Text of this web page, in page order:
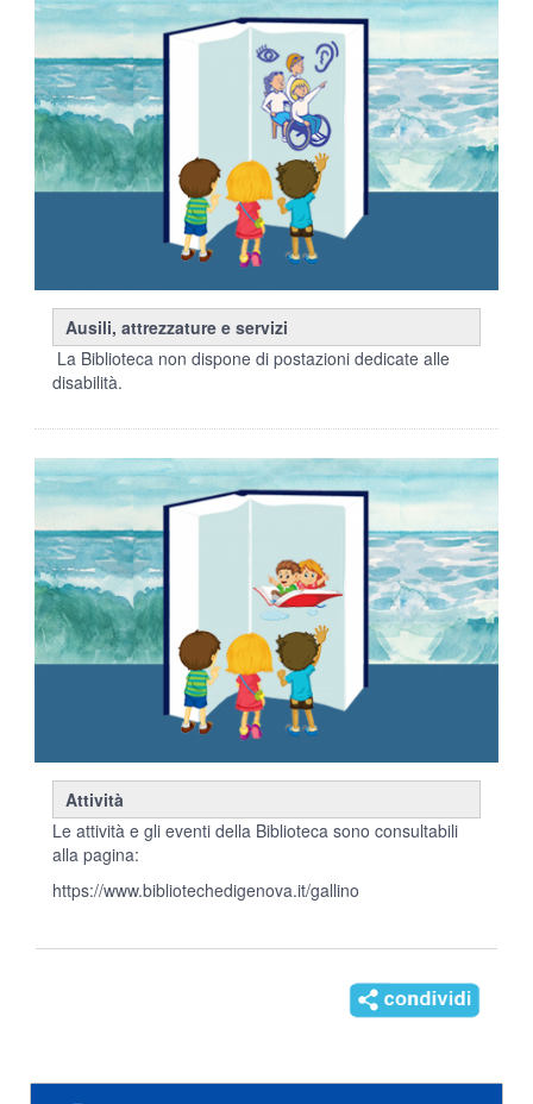
Ausili, attrezzature e servizi
La Biblioteca non dispone di postazioni dedicate alle
disabilità.
Attività
Le attività e gli eventi della Biblioteca sono consultabili
alla pagina:
https://www.bibliotechedigenova.it/gallino